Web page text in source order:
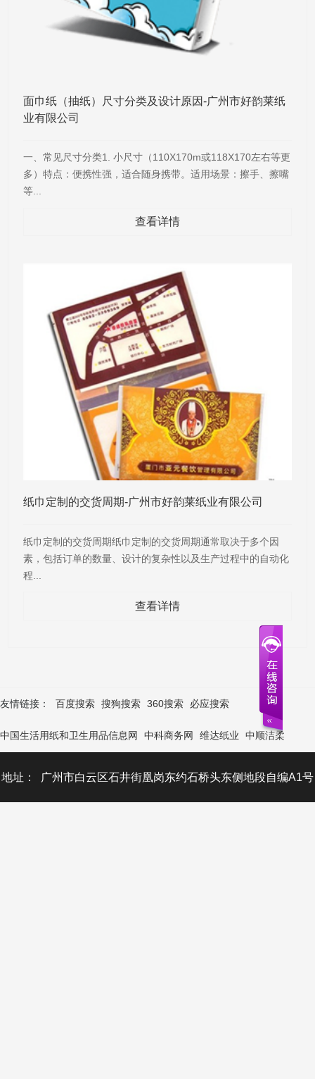
面巾纸（抽纸）尺寸分类及设计原因-广州市好韵莱纸
业有限公司
一、常见尺寸分类1. 小尺寸（110X170m或118X170左右等更
多）特点：便携性强，适合随身携带。适用场景：擦手、擦嘴
等...
查看详情
纸巾定制的交货周期-广州市好韵莱纸业有限公司
纸巾定制的交货周期纸巾定制的交货周期通常取决于多个因
素，包括订单的数量、设计的复杂性以及生产过程中的自动化
程...
查看详情
友情链接： 百度搜索 搜狗搜索 360搜索 必应搜索
中国生活用纸和卫生用品信息网 中科商务网 维达纸业 中顺洁柔
地址： 广州市白云区石井街凰岗东约石桥头东侧地段自编A1号